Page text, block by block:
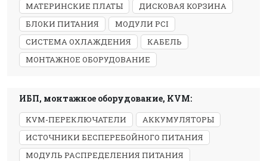
МАТЕРИНСКИЕ ПЛАТЫ
ДИСКОВАЯ КОРЗИНА
БЛОКИ ПИТАНИЯ
МОДУЛИ PCI
СИСТЕМА ОХЛАЖДЕНИЯ
КАБЕЛЬ
МОНТАЖНОЕ ОБОРУДОВАНИЕ
ИБП, монтажное оборудование, KVM:
KVM-ПЕРЕКЛЮЧАТЕЛИ
АККУМУЛЯТОРЫ
ИСТОЧНИКИ БЕСПЕРЕБОЙНОГО ПИТАНИЯ
МОДУЛЬ РАСПРЕДЕЛЕНИЯ ПИТАНИЯ